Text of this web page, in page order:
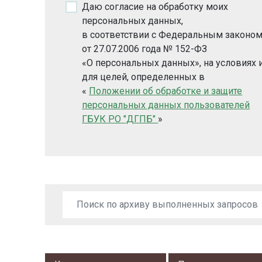
Даю согласие на обработку моих
персональных данных,
в соответствии с Федеральным
от 27.07.2006 года № 152-ФЗ
«О персональных данных», на условиях
для целей, определенных в
« Положении об обработке и защите
персональных данных пользователей
ГБУК РО "ДГПБ" »